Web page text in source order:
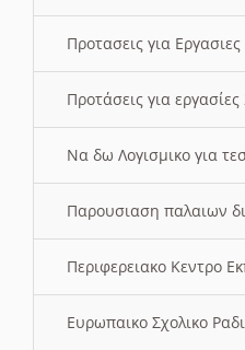
Προτασεις για
Προτάσεις για
Να δω Λογισμικο για
Παρουσιαση παλαιων
Περιφερειακο Κεντρο
Ευρωπαικο Σχολικο